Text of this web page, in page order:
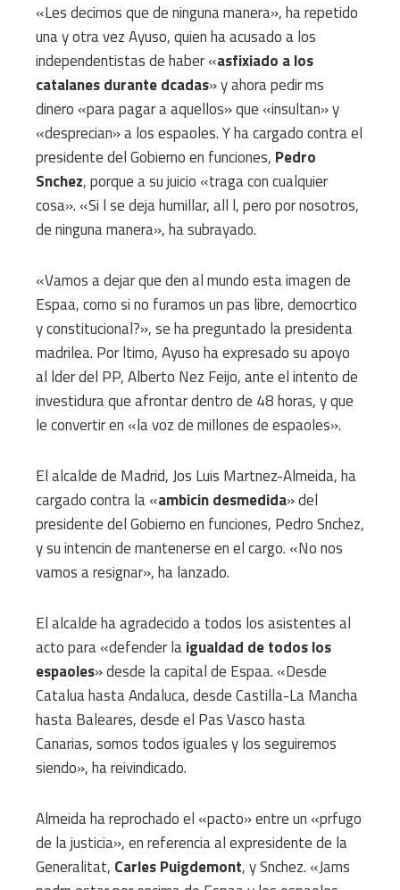
«Les decimos que de ninguna manera», ha repetido
una y otra vez Ayuso, quien ha acusado a los
independentistas de haber «asfixiado a los
catalanes durante dcadas» y ahora pedir ms
dinero «para pagar a aquellos» que «insultan» y
«desprecian» a los espaoles. Y ha cargado contra el
presidente del Gobierno en funciones, Pedro
Snchez, porque a su juicio «traga con cualquier
cosa». «Si l se deja humillar, all l, pero por nosotros,
de ninguna manera», ha subrayado.
«Vamos a dejar que den al mundo esta imagen de
Espaa, como si no furamos un pas libre, democrtico
y constitucional?», se ha preguntado la presidenta
madrilea. Por ltimo, Ayuso ha expresado su apoyo
al lder del PP, Alberto Nez Feijo, ante el intento de
investidura que afrontar dentro de 48 horas, y que
le convertir en «la voz de millones de espaoles».
El alcalde de Madrid, Jos Luis Martnez-Almeida, ha
cargado contra la «ambicin desmedida» del
presidente del Gobierno en funciones, Pedro Snchez,
y su intencin de mantenerse en el cargo. «No nos
vamos a resignar», ha lanzado.
El alcalde ha agradecido a todos los asistentes al
acto para «defender laigualdad de todos los
espaoles» desde la capital de Espaa. «Desde
Catalua hasta Andaluca, desde Castilla-La Mancha
hasta Baleares, desde el Pas Vasco hasta
Canarias, somos todos iguales y los seguiremos
siendo», ha reivindicado.
Almeida ha reprochado el «pacto» entre un «prfugo
de la justicia», en referencia al expresidente de la
Generalitat, Carles Puigdemont, y Snchez. «Jams